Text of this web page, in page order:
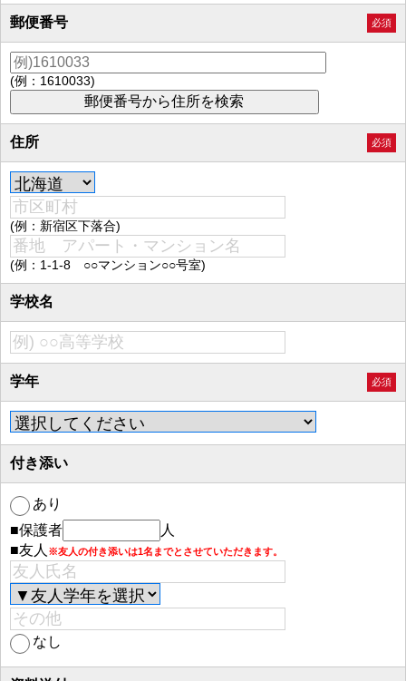
郵便番号 必須
(例：1610033)
住所 必須
(例：新宿区下落合)
(例：1-1-8 ○○マンション○○号室)
学校名
学年 必須
付き添い
あり
■保護者
人
■友人 ※友人の付き添いは1名までとさせていただきます。
なし